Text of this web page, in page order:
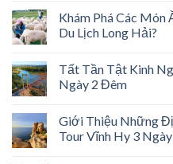
Khám Phá Các Món
Du Lịch Long Hải?
Tất Tần Tật Kinh
Ngày 2 Đêm
Giới Thiệu Những
Tour Vĩnh Hy 3